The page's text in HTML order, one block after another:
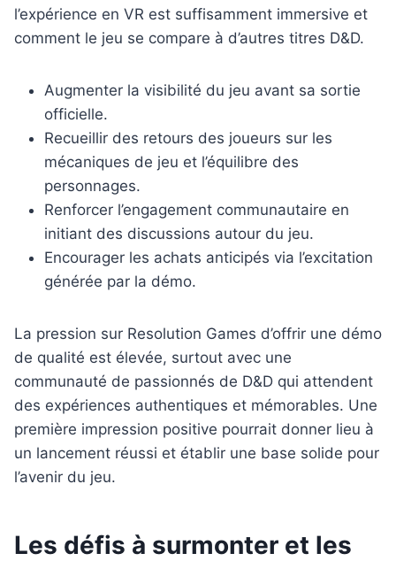
l’expérience en VR est suffisamment immersive et
comment le jeu se compare à d’autres titres D&D.
Augmenter la visibilité du jeu avant sa sortie
officielle.
Recueillir des retours des joueurs sur les
mécaniques de jeu et l’équilibre des
personnages.
Renforcer l’engagement communautaire en
initiant des discussions autour du jeu.
Encourager les achats anticipés via l’excitation
générée par la démo.
La pression sur Resolution Games d’offrir une démo
de qualité est élevée, surtout avec une
communauté de passionnés de D&D qui attendent
des expériences authentiques et mémorables. Une
première impression positive pourrait donner lieu à
un lancement réussi et établir une base solide pour
l’avenir du jeu.
Les défis à surmonter et les